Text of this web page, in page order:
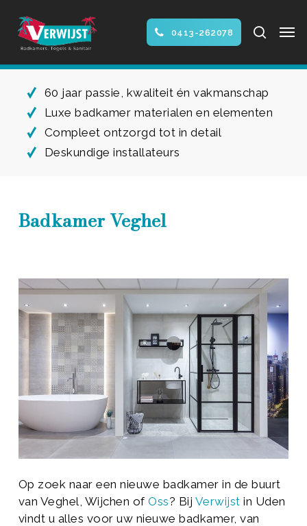
main
0413-262078 search
60 jaar passie, kwaliteit én vakmanschap
Luxe badkamer materialen en elementen
Compleet ontzorgd tot in detail
Deskundige installateurs
Badkamer Veghel
Op zoek naar een nieuwe badkamer in de buurt
van Veghel, Wijchen ofOss? Bij Verwijst in Uden
vindt u alles voor uw nieuwe badkamer, van